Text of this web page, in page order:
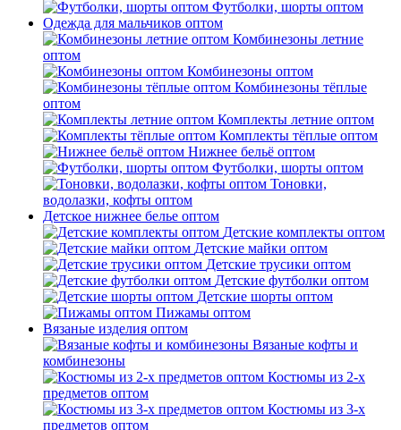
Футболки, шорты оптом
Одежда для мальчиков оптом
Комбинезоны летние
оптом
Комбинезоны оптом
Комбинезоны тёплые
оптом
Комплекты летние оптом
Комплекты тёплые оптом
Нижнее бельё оптом
Футболки, шорты оптом
Тоновки,
водолазки, кофты оптом
Детское нижнее белье оптом
Детские комплекты оптом
Детские майки оптом
Детские трусики оптом
Детские футболки оптом
Детские шорты оптом
Пижамы оптом
Вязаные изделия оптом
Вязаные кофты и
комбинезоны
Костюмы из 2-х
предметов оптом
Костюмы из 3-х
предметов оптом